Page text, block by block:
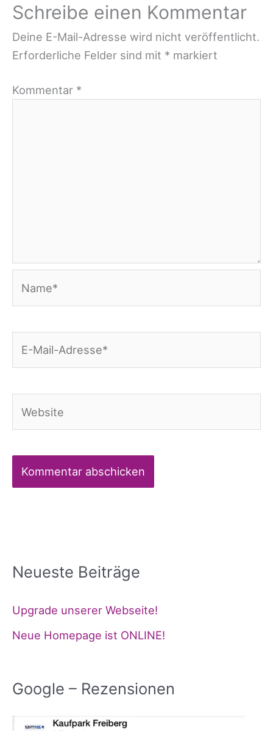
Schreibe einen Kommentar
Deine E-Mail-Adresse wird nicht veröffentlicht.
Erforderliche Felder sind mit * markiert
Kommentar *
Mail-
Neueste Beiträge
Upgrade unserer Webseite!
Neue Homepage ist ONLINE!
Google – Rezensionen